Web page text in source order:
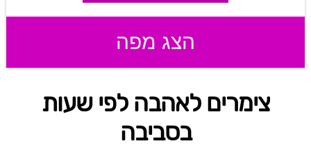
הצג מפה
צימרים לאהבה לפי שעות
בסביבה